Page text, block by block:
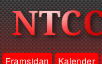
Framsidan Kalender